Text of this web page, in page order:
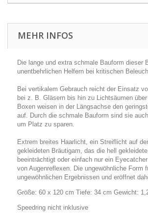
MEHR INFOS
Die lange und extra schmale Bauform dieser
unentbehrlichen Helfern bei kritischen
Bei vertikalem Gebrauch reicht der Einsatz
bei z. B. Gläsern bis hin zu Lichtsäumen
Boxen weisen in der Längsachse den
auf. Durch die schmale Bauform sind sie
um Platz zu sparen.
Extrem breites Haarlicht, ein Streiflicht auf
gekleideten Bräutigam, das die hell
beeinträchtigt oder einfach nur ein
von Augenreflexen. Die ungewöhnliche Form
ungewöhnlichen Ergebnissen und eröffnet
Größe: 60 x 120 cm Tiefe: 34 cm Gewicht:
Speedring nicht inklusive